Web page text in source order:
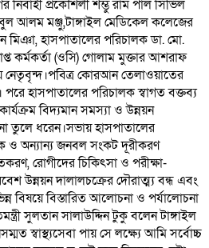
নির্বাহী প্রকৌশলী শম্ভু রাম পাল সিভিল
আলম মঞ্জু,টাঙ্গাইল মেডিকেল কলেজের
হাসপাতালের পরিচালক ডা. মো.
কর্মকর্তা (ওসি) গোলাম মুক্তার আশরাফ
নেতৃবৃন্দ।পবিত্র কোরআন তেলাওয়াতের
হাসপাতালের পরিচালক স্বাগত বক্তব্য
বিদ্যমান সমস্যা ও উন্নয়ন
তুলে ধরেন।সভায় হাসপাতালের
ও অন্যান্য জনবল সংকট দূরীকরণ
রোগীদের চিকিৎসা ও পরীক্ষা-
উন্নয়ন দালালচক্রের দৌরাত্ম্য বন্ধ এবং
বিষয়ে বিস্তারিত আলোচনা ও পর্যালোচনা
সুলতান সালাউদ্দিন টুকু বলেন টাঙ্গাইল
স্বাস্থ্যসেবা পায় সে লক্ষ্যে আমি সর্বোচ্চ